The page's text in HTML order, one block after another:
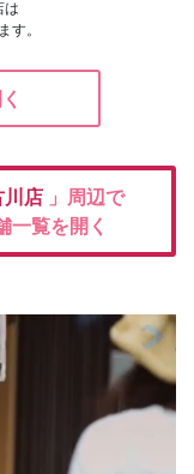
は
す。
川店 」周辺で
一覧を開く